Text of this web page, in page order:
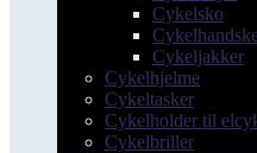
Cykelsko
Cykeljakker
Cykelhjelme
Cykeltasker
Cykelholder til
Cykelbriller